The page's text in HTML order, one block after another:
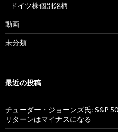
ドイツ株個別銘柄
動画
未分類
最近の投稿
チューダー・ジョーンズ氏: S&P
リターンはマイナスになる